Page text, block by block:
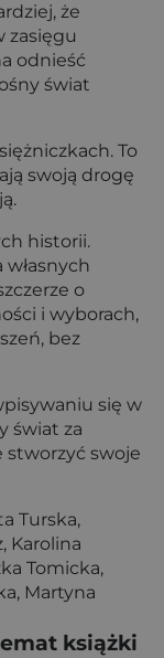
że
zasięgu
odnieść
świat
To
swoją drogę
historii.
o
i wyborach,
bez
się w
świat za
stworzyć swoje
Turska,
Karolina
Tomicka,
Martyna
książki